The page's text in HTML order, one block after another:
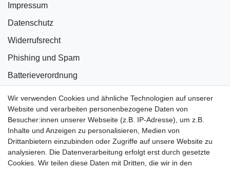
Wir verwenden Cookies und ähnliche Technologien auf unserer
Website und verarbeiten personenbezogene Daten von
Besucher:innen unserer Webseite (z.B. IP-Adresse), um z.B.
Inhalte und Anzeigen zu personalisieren, Medien von
Drittanbietern einzubinden oder Zugriffe auf unsere Website zu
analysieren. Die Datenverarbeitung erfolgt erst durch gesetzte
Cookies. Wir teilen diese Daten mit Dritten, die wir in den
Impressum
Datenschutz
Widerrufsrecht
Phishing und Spam
Batterieverordnung
Bildnachweise
AGB
Vertrag widerrufen